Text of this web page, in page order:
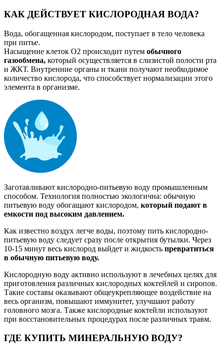
КАК ДЕЙСТВУЕТ КИСЛОРОДНАЯ ВОДА?
Вода, обогащенная кислородом, поступает в тело человека
при питье.
Насыщение клеток О2 происходит путем обычного
газообмена, который осуществляется в слизистой полости рта
и ЖКТ. Внутренние органы и ткани получают необходимое
количество кислорода, что способствует нормализации этого
элемента в организме.
Заготавливают кислородно-питьевую воду промышленным
способом. Технология полностью экологична: обычную
питьевую воду обогащают кислородом, который подают в
емкости под высоким давлением.
Как известно воздух легче воды, поэтому пить кислородно-
питьевую воду следует сразу после открытия бутылки. Через
10-15 минут весь кислород выйдет и жидкость превратиться
в обычную питьевую воду.
Кислородную воду активно используют в лечебных целях для
приготовления различных кислородных коктейлей и сиропов.
Такие составы оказывают общеукрепляющее воздействие на
весь организм, повышают иммунитет, улучшают работу
головного мозга. Также кислородные коктейли используют
при восстановительных процедурах после различных травм.
ГДЕ КУПИТЬ МИНЕРАЛЬНУЮ ВОДУ?